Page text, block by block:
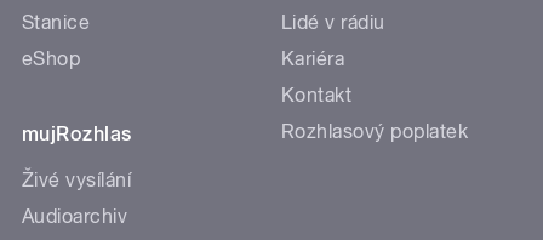
Stanice
eShop
mujRozhlas
Živé vysílání
Audioarchiv
Lidé v rádiu
Kariéra
Kontakt
Rozhlasový poplatek